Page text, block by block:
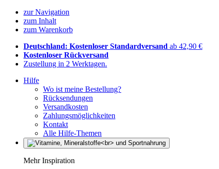
zur Navigation
zum Inhalt
zum Warenkorb
Deutschland: Kostenloser Standardversand ab 42,90 €
Kostenloser Rückversand
Zustellung in 2 Werktagen.
Hilfe
Wo ist meine Bestellung?
Rücksendungen
Versandkosten
Zahlungsmöglichkeiten
Kontakt
Alle Hilfe-Themen
Mehr Inspiration